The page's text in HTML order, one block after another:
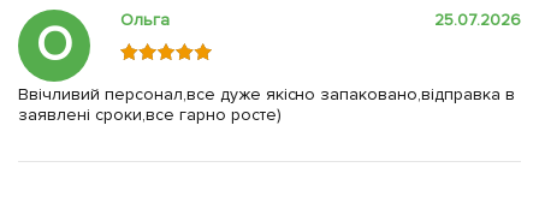
О Ольга 25.07.2026
Ввічливий персонал,все дуже якісно запаковано,відправка в
заявлені сроки,все гарно росте)